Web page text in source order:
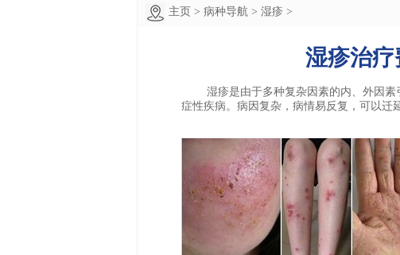
主页 > 病种导航 > 湿疹 >
湿疹治
湿疹是由于多种复杂因素的内、外因素
症性疾病。病因复杂，病情易反复，可以迁